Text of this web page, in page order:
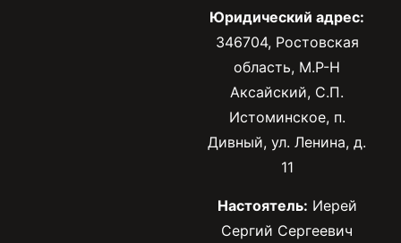
Юридический адрес:
346704, Ростовская
область, М.Р-Н
Аксайский, С.П.
Истоминское, п.
Дивный, ул. Ленина, д.
11
Настоятель: Иерей
Сергий Сергеевич